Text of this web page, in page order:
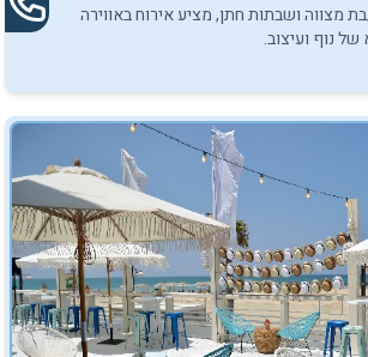
בת מצווה ושבתות חתן, מציע אירוח באווירה
של נוף ועיצוב.